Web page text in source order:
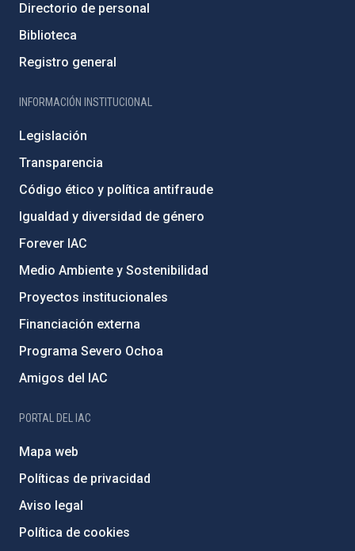
Directorio de personal
Biblioteca
Registro general
INFORMACIÓN INSTITUCIONAL
Legislación
Transparencia
Código ético y política antifraude
Igualdad y diversidad de género
Forever IAC
Medio Ambiente y Sostenibilidad
Proyectos institucionales
Financiación externa
Programa Severo Ochoa
Amigos del IAC
PORTAL DEL IAC
Mapa web
Políticas de privacidad
Aviso legal
Política de cookies